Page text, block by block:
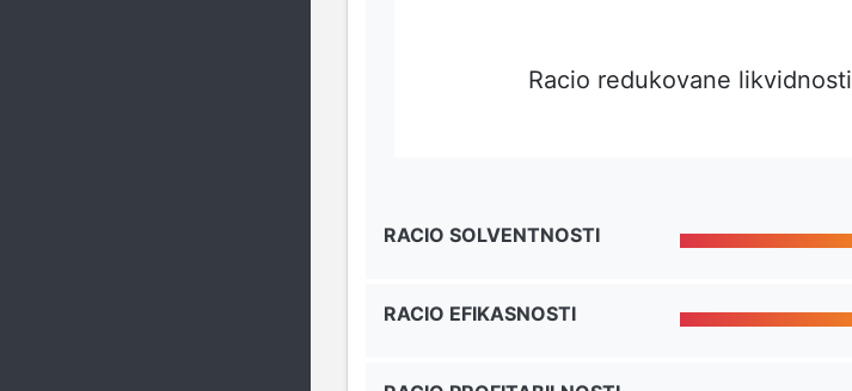
Racio redukovane likvidnosti
RACIO SOLVENTNOSTI
RACIO EFIKASNOSTI